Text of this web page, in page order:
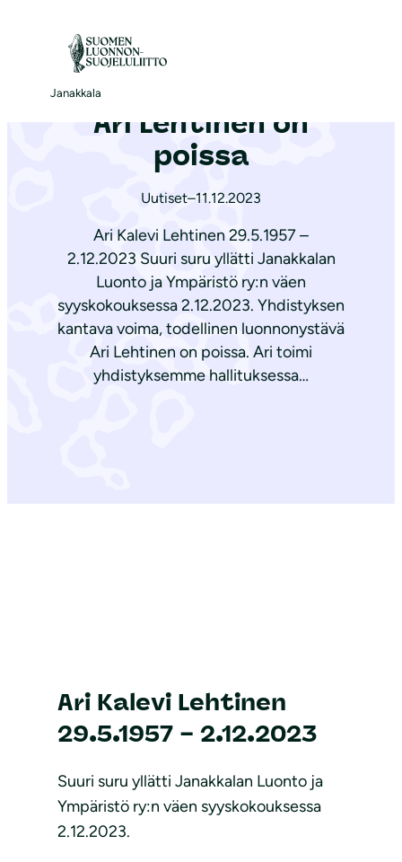
Janakkala
Etusivu|Ajankohtaista
Ari Lehtinen on
poissa
Uutiset–11.12.2023
Ari Kalevi Lehtinen 29.5.1957 –
2.12.2023 Suuri suru yllätti Janakkalan
Luonto ja Ympäristö ry:n väen
syyskokouksessa 2.12.2023. Yhdistyksen
kantava voima, todellinen luonnonystävä
Ari Lehtinen on poissa. Ari toimi
yhdistyksemme hallituksessa…
Ari Kalevi Lehtinen
29.5.1957 – 2.12.2023
Suuri suru yllätti Janakkalan Luonto ja
Ympäristö ry:n väen syyskokouksessa
2.12.2023.